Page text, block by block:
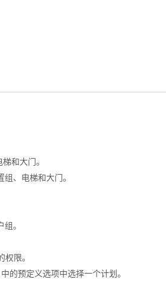
和大门。
、电梯和大门。
。
限。
的预定义选项中选择一个计划。